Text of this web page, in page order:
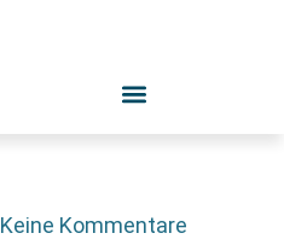
Keine Kommentare